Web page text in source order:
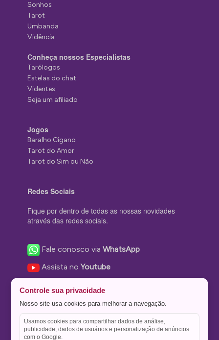
Sonhos
Tarot
Umbanda
Vidência
Conheça nossos Especialistas
Tarólogos
Estelas do chat
Videntes
Seja um afiliado
Jogos
Baralho Cigano
Tarot do Amor
Tarot do Sim ou Não
Redes Sociais
Fique por dentro de todas as nossas novidades
através das redes sociais.
Fale conosco viaWhatsApp
Assista noYoutube
Nos siga no Instagram
Nos siga noTwitter
Salve no
Controle sua privacidade
Nosso site usa cookies para melhorar a navegação.
Usamos cookies para compartilhar dados de análise,
publicidade, dados de usuários e personalização de anúncios
com o Google.